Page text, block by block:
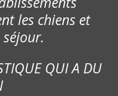
les chiens et
QUI A DU